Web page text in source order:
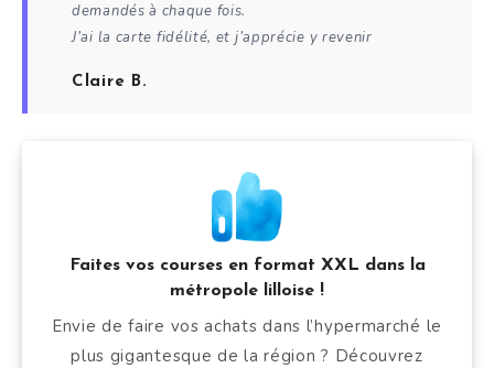
demandés à chaque fois.
J’ai la carte fidélité, et j’apprécie y revenir
Claire B.
Faites vos courses en format XXL dans la
métropole lilloise !
Envie de faire vos achats dans l’hypermarché le
plus gigantesque de la région ? Découvrez